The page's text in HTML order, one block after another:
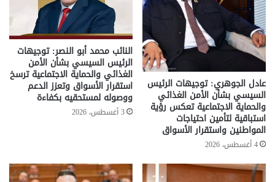
عادل الجوهري: توجيهات الرئيس
السيسي بشأن الأمن الغذائي
والحماية الاجتماعية تعكس رؤية
استباقية لتأمين احتياجات
المواطنين واستقرار الأسواق
4 أغسطس، 2026
النائب محمد أبو النصر: توجيهات
الرئيس السيسي بشأن الأمن
الغذائي والحماية الاجتماعية ترسخ
استقرار الأسواق وتعزز الدعم
ووصوله لمستحقيه بكفاءة
3 أغسطس، 2026